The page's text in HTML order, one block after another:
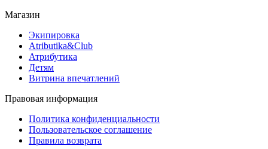
Магазин
Экипировка
Atributika&Club
Атрибутика
Детям
Витрина впечатлений
Правовая информация
Политика конфиденциальности
Пользовательское соглашение
Правила возврата